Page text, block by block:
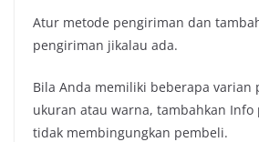
Atur metode pengiriman dan
pengiriman jikalau ada.
Bila Anda memiliki beberapa varian
ukuran atau warna, tambahkan Info
tidak membingungkan pembeli.